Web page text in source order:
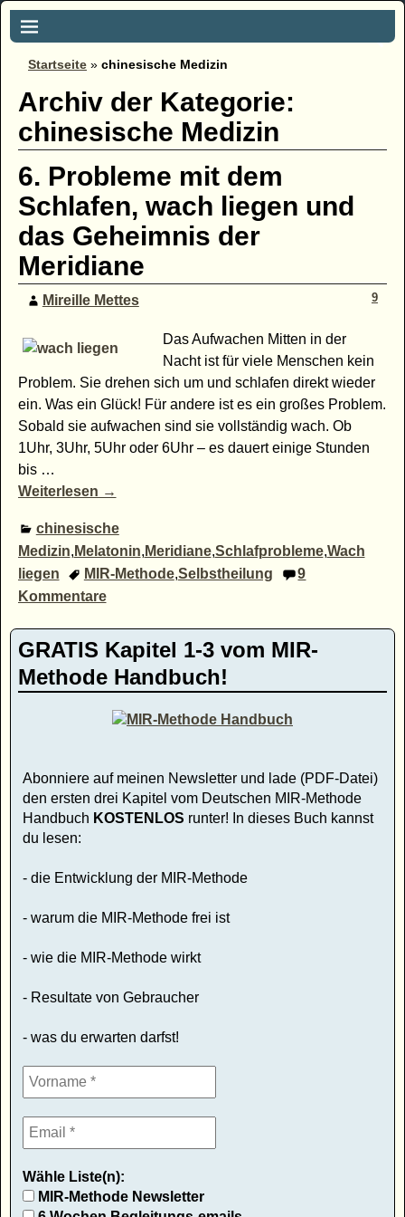
Startseite » chinesische Medizin
Archiv der Kategorie:
chinesische Medizin
6. Probleme mit dem
Schlafen, wach liegen und
das Geheimnis der
Meridiane
Mireille Mettes 9
Das Aufwachen Mitten in der
Nacht ist für viele Menschen kein
Problem. Sie drehen sich um und schlafen direkt wieder
ein. Was ein Glück! Für andere ist es ein großes Problem.
Sobald sie aufwachen sind sie vollständig wach. Ob
1Uhr, 3Uhr, 5Uhr oder 6Uhr – es dauert einige Stunden
bis …
Weiterlesen →
chinesische
Medizin, Melatonin, Meridiane,Schlafprobleme,Wach
liegen
MIR-Methode,Selbstheilung
9
Kommentare
GRATIS Kapitel 1-3 vom MIR-
Methode Handbuch!
Abonniere auf meinen Newsletter und lade (PDF-Datei)
den ersten drei Kapitel vom Deutschen MIR-Methode
Handbuch KOSTENLOS runter! In dieses Buch kannst
du lesen:
- die Entwicklung der MIR-Methode
- warum die MIR-Methode frei ist
- wie die MIR-Methode wirkt
- Resultate von Gebraucher
- was du erwarten darfst!
Wähle Liste(n):
MIR-Methode Newsletter